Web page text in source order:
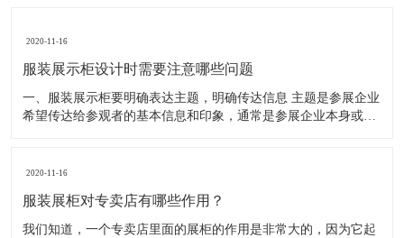
2020-11-16
服装展示柜设计时需要注意哪些问题
一、服装展示柜要明确表达主题，明确传达信息 主题是参展企业
希望传达给参观者的基本信息和印象，通常是参展企业本身或产
2020-11-16
服装展柜对专卖店有哪些作用？
我们知道，一个专卖店里面的展柜的作用是非常大的，因为它起